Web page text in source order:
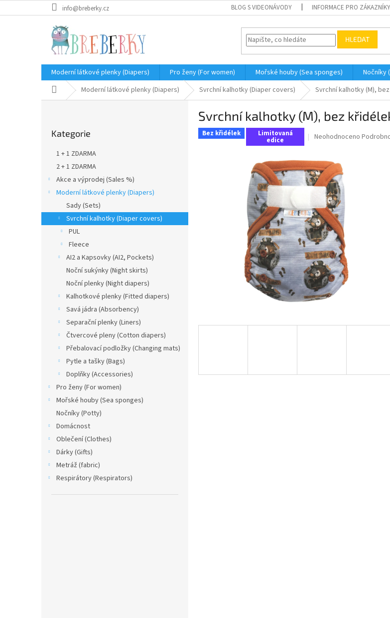
na
info@breberky.cz BLOG S VIDEONÁVODY INFORMACE PRO ZÁKAZNÍKY
HLEDAT
Moderní látkové plenky (Diapers) Pro ženy (For women) Mořské houby (Sea sponges) Nočníky
Domů Moderní látkové plenky (Diapers) Svrchní kalhotky (Diaper covers) Svrchní kalhotky (M),
a
n
kategorie
Kategorie
1 + 1 ZDARMA
2 + 1 ZDARMA
Akce a výprodej (Sales %)
Moderní látkové plenky (Diapers)
Sady (Sets)
Svrchní kalhotky (Diaper covers)
PUL
Fleece
AI2 a Kapsovky (AI2, Pockets)
Noční sukýnky (Night skirts)
Noční plenky (Night diapers)
Kalhotkové plenky (Fitted diapers)
Savá jádra (Absorbency)
Separační plenky (Liners)
Čtvercové pleny (Cotton diapers)
Přebalovací podložky (Changing mats)
Pytle a tašky (Bags)
Doplňky (Accessories)
Pro ženy (For women)
Mořské houby (Sea sponges)
Nočníky (Potty)
Domácnost
Oblečení (Clothes)
Dárky (Gifts)
Metráž (fabric)
Respirátory (Respirators)
Svrchní kalhotky (M), bez
Bez křidélek Limitovaná
edice
Průměrné
je
0,0
z
hvězdiček.
Neohodnoceno